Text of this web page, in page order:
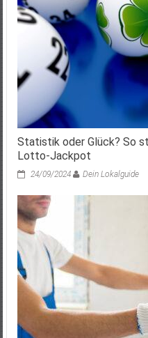
Statistik oder Glück? So
Lotto-Jackpot
24/09/2024 Dein Lokalguide